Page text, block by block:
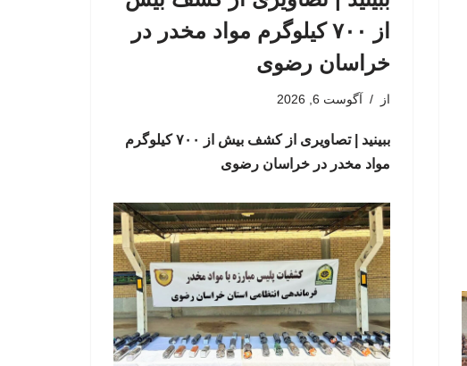
از ۷۰۰ کیلوگرم مواد مخدر در
خراسان رضوی
از آگوست 6, 2026
ببینید | تصاویری از کشف بیش از ۷۰۰ کیلوگرم
مواد مخدر در خراسان رضوی